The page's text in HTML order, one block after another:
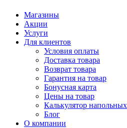
Магазины
Акции
Услуги
Для клиентов
Условия оплаты
Доставка товара
Возврат товара
Гарантия на товар
Бонусная карта
Цены на товар
Калькулятор
Блог
О компании